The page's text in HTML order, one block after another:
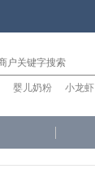
婴儿奶粉 小龙虾